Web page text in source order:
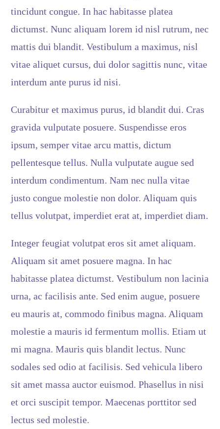
tincidunt congue. In hac habitasse platea
dictumst. Nunc aliquam lorem id nisl rutrum, nec
mattis dui blandit. Vestibulum a maximus, nisl
vitae aliquet cursus, dui dolor sagittis nunc, vitae
interdum ante purus id nisi.
Curabitur et maximus purus, id blandit dui. Cras
gravida vulputate posuere. Suspendisse eros
ipsum, semper vitae arcu mattis, dictum
pellentesque tellus. Nulla vulputate augue sed
interdum condimentum. Nam nec nulla vitae
justo congue molestie non dolor. Aliquam quis
tellus volutpat, imperdiet erat at, imperdiet diam.
Integer feugiat volutpat eros sit amet aliquam.
Aliquam sit amet posuere magna. In hac
habitasse platea dictumst. Vestibulum non lacinia
urna, ac facilisis ante. Sed enim augue, posuere
eu mauris at, commodo finibus magna. Aliquam
molestie a mauris id fermentum mollis. Etiam ut
mi magna. Mauris quis blandit lectus. Nunc
sodales sed odio at facilisis. Sed vehicula libero
sit amet massa auctor euismod. Phasellus in nisi
et orci suscipit tempor. Maecenas porttitor sed
lectus sed molestie.